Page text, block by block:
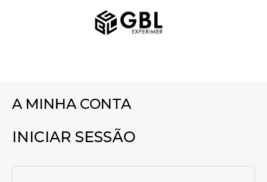
MENU
PRINCIPAL
A MINHA CONTA
INICIAR SESSÃO